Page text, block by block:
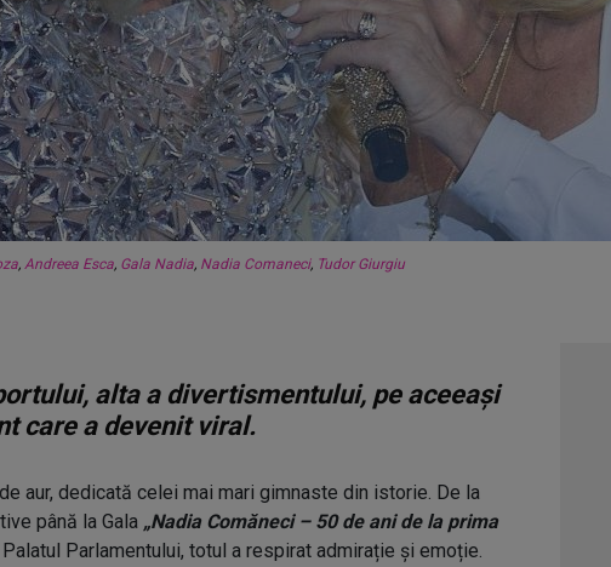
, Andreea Esca, Gala Nadia, Nadia Comaneci, Tudor Giurgiu
alta a divertismentului, pe aceeași
care a devenit viral.
aur, dedicată celei mai mari gimnaste din istorie. De la
până la Gala „Nadia Comăneci – 50 de ani de la prima
Parlamentului, totul a respirat admirație și emoție.